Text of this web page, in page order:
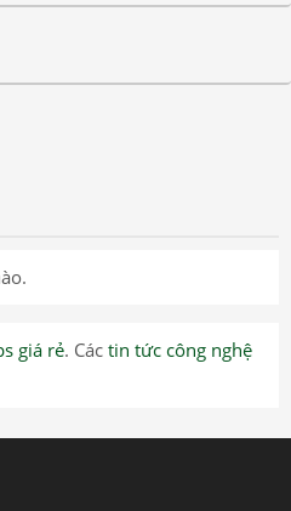
giá rẻ. Các tin tức công nghệ